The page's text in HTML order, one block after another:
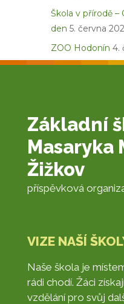
Škola v přírodě –
den 5. června
ZOO Hodonín 4.
Základní
Masaryka
Žižkov
příspěvková
VIZE NAŠÍ
Naše škola je
rádi chodí. Žáci
vzdělání pro svůj